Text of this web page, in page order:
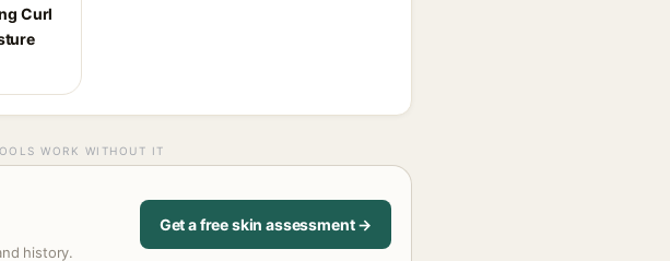
Curl
WORK WITHOUT IT
history.
Get a free skin assessment →